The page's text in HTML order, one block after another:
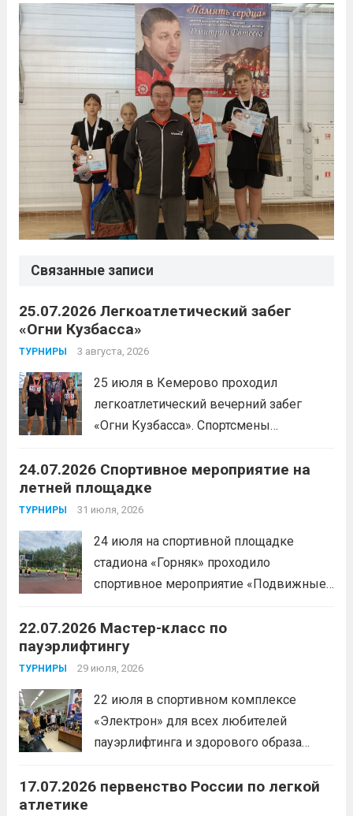
Связанные записи
25.07.2026 Легкоатлетический забег
«Огни Кузбасса»
ТУРНИРЫ 3 августа, 2026
25 июля в Кемерово проходил
легкоатлетический вечерний забег
«Огни Кузбасса». Спортсмены
приняли участие в забеге и заняли
следующие призовые места:1 место —
Шабалин Максим, Щербунова Милана,
Всеволод3 место — Табакова
Александра
24.07.2026 Спортивное мероприятие на
летней площадке
ТУРНИРЫ 31 июля, 2026
24 июля на спортивной площадке
стадиона «Горняк» проходило
спортивное мероприятие «Подвижные
«хоккей».Читать дальше
22.07.2026 Мастер-класс по
пауэрлифтингу
ТУРНИРЫ 29 июля, 2026
22 июля в спортивном комплексе
«Электрон» для всех любителей
пауэрлифтинга и здорового образа
с Анитой Андрюковой — мастером
17.07.2026 первенство России по легкой
атлетике